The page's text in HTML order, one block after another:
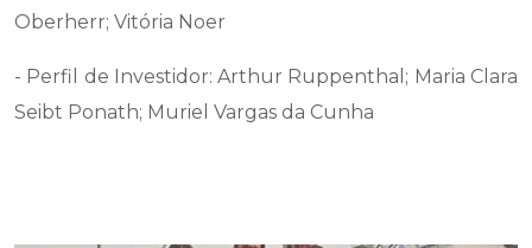
Oberherr; Vitória Noer
- Perfil de Investidor: Arthur Ruppenthal; Maria Clara
Seibt Ponath; Muriel Vargas da Cunha